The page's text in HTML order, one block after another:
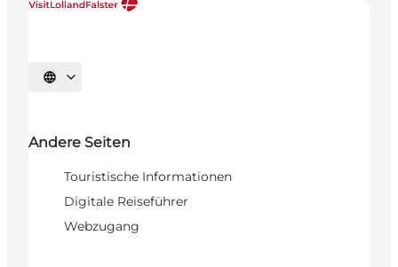
Sprache auswählen
Andere Seiten
Touristische Informationen
Digitale Reiseführer
Webzugang